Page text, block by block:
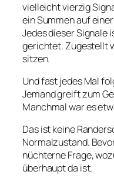
vielleicht vierzig
ein Summen auf
Jedes dieser Signale
gerichtet. Zugestellt
sitzen.
Und fast jedes Mal
Jemand greift zum
Manchmal war es
Das ist keine
Normalzustand.
nüchterne Frage,
überhaupt da ist.